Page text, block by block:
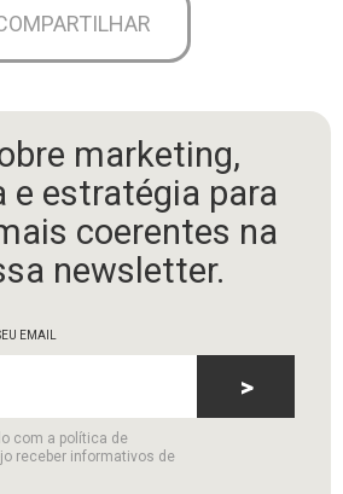
marketing,
e estratégia para
coerentes na
newsletter.
EMAIL
com a política de
receber informativos de
>